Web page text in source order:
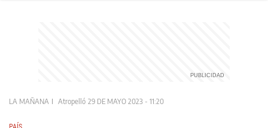
LA MAÑANA Atropelló 29 DE MAYO 2023 - 11:20